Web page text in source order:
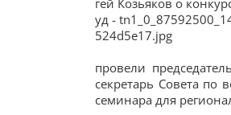
провели
секретарь Совета по
семинара для